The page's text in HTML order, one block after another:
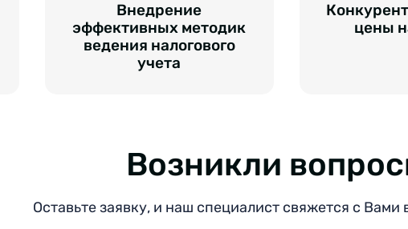
Внедрение
эффективных методик
ведения налогового
учета
цены
Возникли
Оставьте заявку, и наш специалист свяжется с